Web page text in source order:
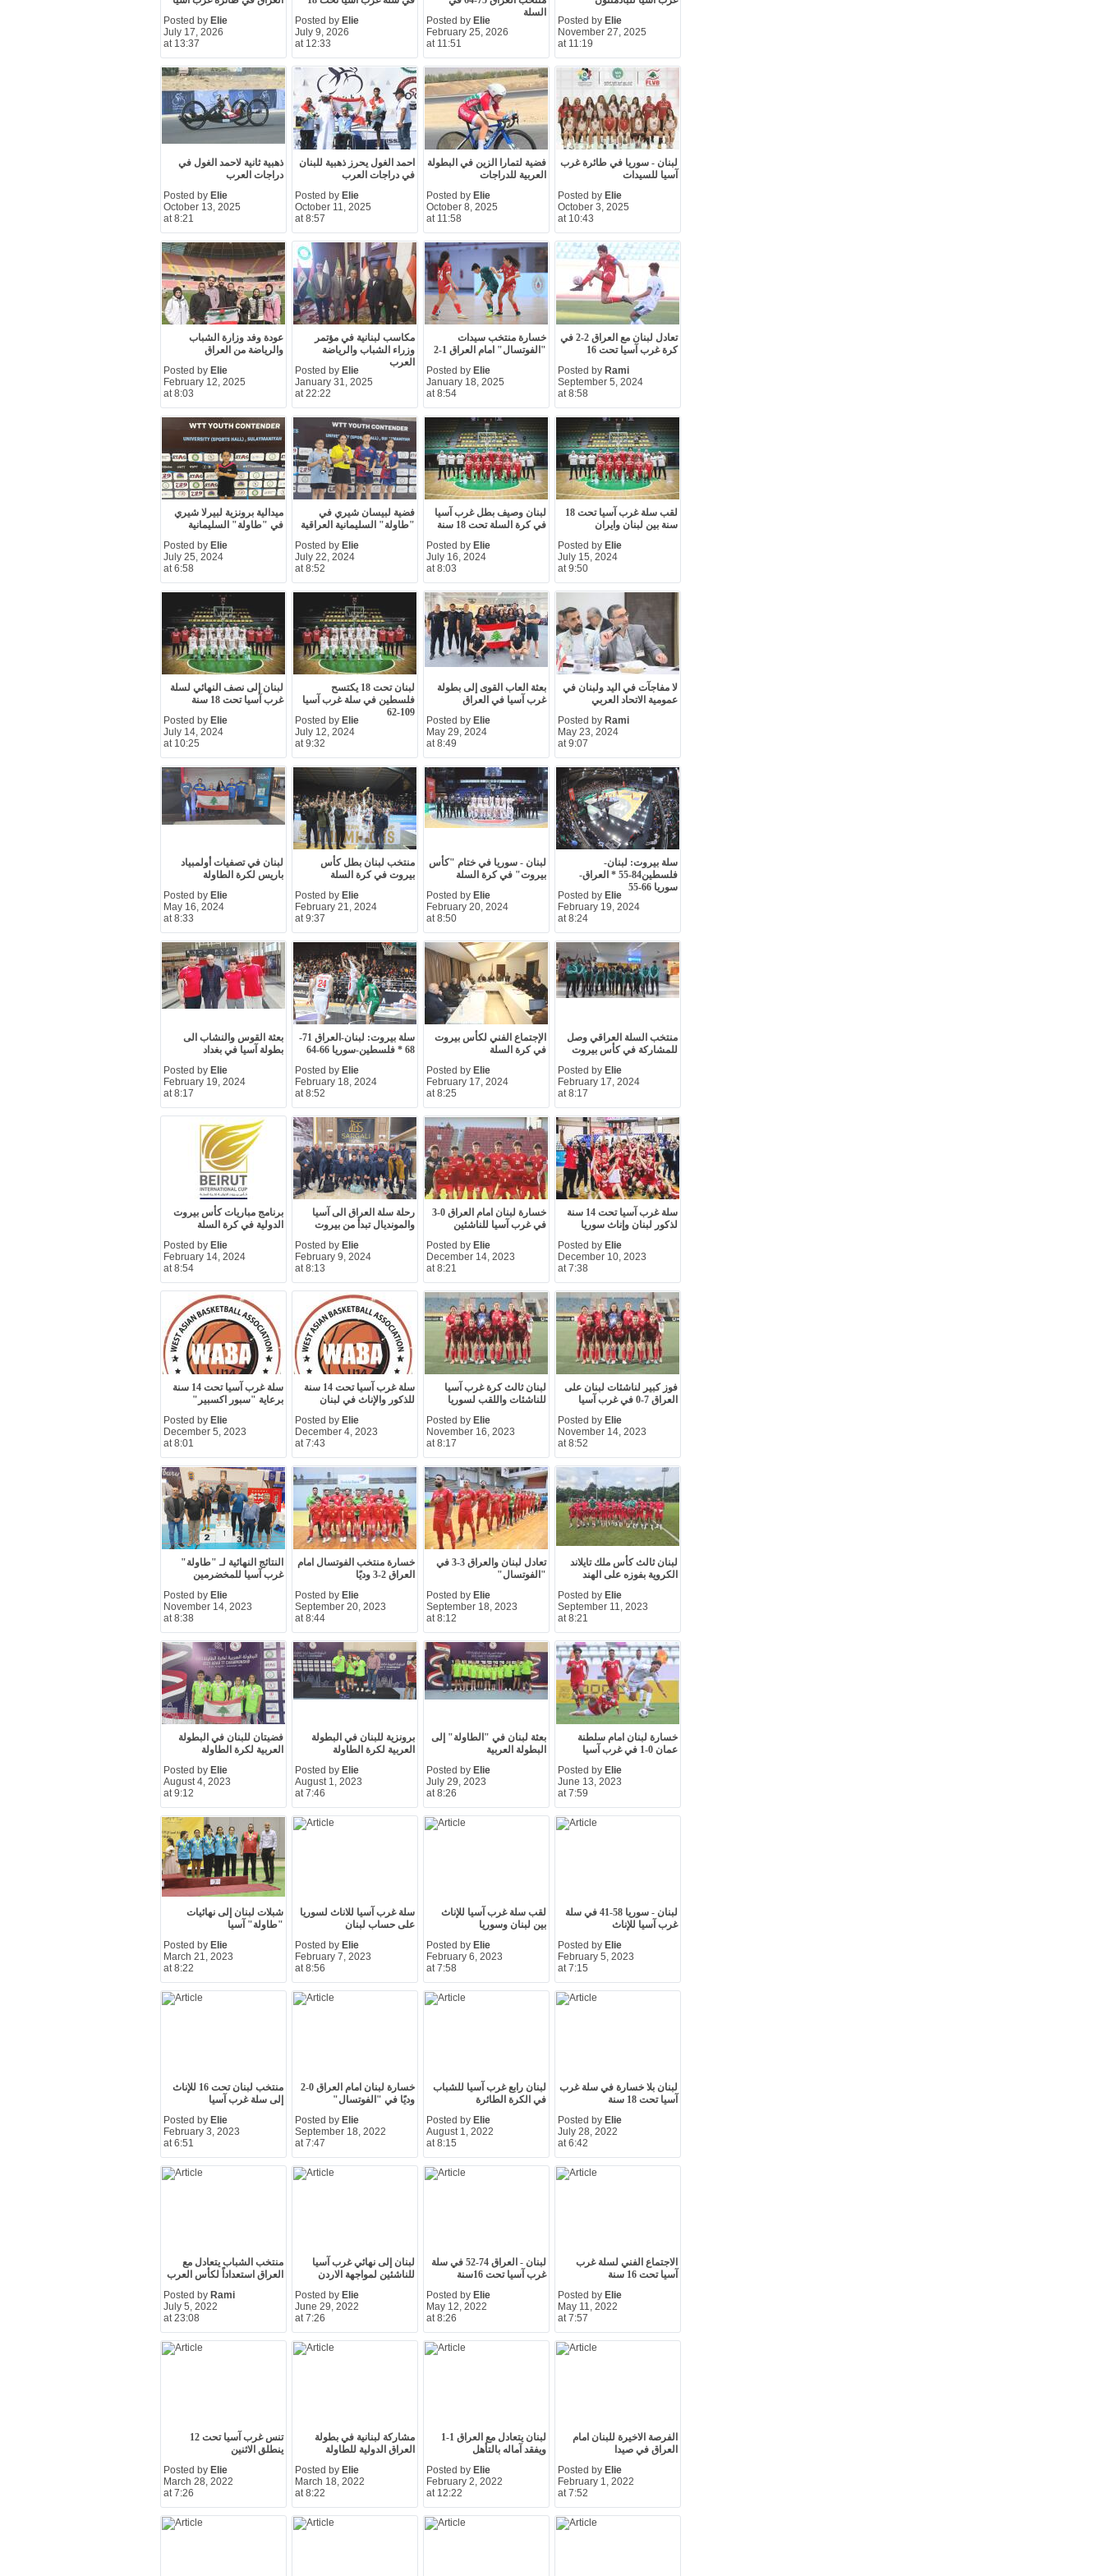
Posted by Elie
July 17, 2026
at 13:37
Posted by Elie
July 9, 2026
at 12:33
السلة
Posted by Elie
February 25, 2026
at 11:51
Posted by Elie
November 27, 2025
at 11:19
ذهبية ثانية لاحمد الغول في
دراجات العرب
Posted by Elie
October 13, 2025
at 8:21
احمد الغول يحرز ذهبية للبنان
في دراجات العرب
Posted by Elie
October 11, 2025
at 8:57
فضية لتمارا الزين في البطولة
العربية للدراجات
Posted by Elie
October 8, 2025
at 11:58
لبنان - سوريا في طائرة غرب
آسيا للسيدات
Posted by Elie
October 3, 2025
at 10:43
عودة وفد وزارة الشباب
والرياضة من العراق
Posted by Elie
February 12, 2025
at 8:03
مكاسب لبنانية في مؤتمر
وزراء الشباب والرياضة
العرب
Posted by Elie
January 31, 2025
at 22:22
خسارة منتخب سيدات
"الفوتسال" امام العراق 1-2
Posted by Elie
January 18, 2025
at 8:54
تعادل لبنان مع العراق 2-2 في
كرة غرب آسيا تحت 16
Posted by Rami
September 5, 2024
at 8:58
ميدالية برونزية لبيرلا شيري
في "طاولة" السليمانية
Posted by Elie
July 25, 2024
at 6:58
فضية لبيسان شيري في
"طاولة" السليمانية العراقية
Posted by Elie
July 22, 2024
at 8:52
لبنان وصيف بطل غرب آسيا
في كرة السلة تحت 18 سنة
Posted by Elie
July 16, 2024
at 8:03
لقب سلة غرب آسيا تحت 18
سنة بين لبنان وايران
Posted by Elie
July 15, 2024
at 9:50
لبنان إلى نصف النهائي لسلة
غرب آسيا تحت 18 سنة
Posted by Elie
July 14, 2024
at 10:25
لبنان تحت 18 يكتسح
فلسطين في سلة غرب آسيا
109-62
Posted by Elie
July 12, 2024
at 9:32
بعثة العاب القوى إلى بطولة
غرب آسيا في العراق
Posted by Elie
May 29, 2024
at 8:49
لا مفاجآت في اليد ولبنان في
عمومية الاتحاد العربي
Posted by Rami
May 23, 2024
at 9:07
لبنان في تصفيات أولمبياد
باريس لكرة الطاولة
Posted by Elie
May 16, 2024
at 8:33
منتخب لبنان بطل كأس
بيروت في كرة السلة
Posted by Elie
February 21, 2024
at 9:37
لبنان - سوريا في ختام "كأس
بيروت" في كرة السلة
Posted by Elie
February 20, 2024
at 8:50
سلة بيروت: لبنان-
فلسطين84-55 * العراق-
سوريا 66-55
Posted by Elie
February 19, 2024
at 8:24
بعثة القوس والنشاب الى
بطولة آسيا في بغداد
Posted by Elie
February 19, 2024
at 8:17
سلة بيروت: لبنان-العراق 71-
68 * فلسطين-سوريا 66-64
Posted by Elie
February 18, 2024
at 8:52
الإجتماع الفني لكأس بيروت
في كرة السلة
Posted by Elie
February 17, 2024
at 8:25
منتخب السلة العراقي وصل
للمشاركة في كأس بيروت
Posted by Elie
February 17, 2024
at 8:17
برنامج مباريات كأس بيروت
الدولية في كرة السلة
Posted by Elie
February 14, 2024
at 8:54
رحلة سلة العراق الى آسيا
والمونديال تبدأ من بيروت
Posted by Elie
February 9, 2024
at 8:13
خسارة لبنان امام العراق 0-3
في غرب آسيا للناشئين
Posted by Elie
December 14, 2023
at 8:21
سلة غرب آسيا تحت 14 سنة
لذكور لبنان وإناث سوريا
Posted by Elie
December 10, 2023
at 7:38
سلة غرب آسيا تحت 14 سنة
برعاية "سبور اكسبير"
Posted by Elie
December 5, 2023
at 8:01
سلة غرب آسيا تحت 14 سنة
للذكور والإناث في لبنان
Posted by Elie
December 4, 2023
at 7:43
لبنان ثالث كرة غرب آسيا
للناشئات واللقب لسوريا
Posted by Elie
November 16, 2023
at 8:17
فوز كبير لناشئات لبنان على
العراق 7-0 في غرب آسيا
Posted by Elie
November 14, 2023
at 8:52
النتائج النهائية لـ "طاولة"
غرب آسيا للمخضرمين
Posted by Elie
November 14, 2023
at 8:38
خسارة منتخب الفوتسال امام
العراق 2-3 وديًا
Posted by Elie
September 20, 2023
at 8:44
تعادل لبنان والعراق 3-3 في
"الفوتسال"
Posted by Elie
September 18, 2023
at 8:12
لبنان ثالث كأس ملك تايلاند
الكروية بفوزه على الهند
Posted by Elie
September 11, 2023
at 8:21
فضيتان للبنان في البطولة
العربية لكرة الطاولة
Posted by Elie
August 4, 2023
at 9:12
برونزية للبنان في البطولة
العربية لكرة الطاولة
Posted by Elie
August 1, 2023
at 7:46
بعثة لبنان في "الطاولة" إلى
البطولة العربية
Posted by Elie
July 29, 2023
at 8:26
خسارة لبنان امام سلطنة
عمان 0-1 في غرب آسيا
Posted by Elie
June 13, 2023
at 7:59
شبلات لبنان إلى نهائيات
"طاولة" آسيا
Posted by Elie
March 21, 2023
at 8:22
سلة غرب آسيا للاناث لسوريا
على حساب لبنان
Posted by Elie
February 7, 2023
at 8:56
لقب سلة غرب آسيا للإناث
بين لبنان وسوريا
Posted by Elie
February 6, 2023
at 7:58
لبنان - سوريا 58-41 في سلة
غرب آسيا للإناث
Posted by Elie
February 5, 2023
at 7:15
منتخب لبنان تحت 16 للإناث
إلى سلة غرب آسيا
Posted by Elie
February 3, 2023
at 6:51
خسارة لبنان امام العراق 0-2
وديًا في "الفوتسال"
Posted by Elie
September 18, 2022
at 7:47
لبنان رابع غرب آسيا للشباب
في الكرة الطائرة
Posted by Elie
August 1, 2022
at 8:15
لبنان بلا خسارة في سلة غرب
آسيا تحت 18 سنة
Posted by Elie
July 28, 2022
at 6:42
منتخب الشباب يتعادل مع
العراق استعداداً لكأس العرب
Posted by Rami
July 5, 2022
at 23:08
لبنان إلى نهائي غرب آسيا
للناشئين لمواجهة الاردن
Posted by Elie
June 29, 2022
at 7:26
لبنان - العراق 74-52 في سلة
غرب آسيا تحت 16سنة
Posted by Elie
May 12, 2022
at 8:26
الاجتماع الفني لسلة غرب
آسيا تحت 16 سنة
Posted by Elie
May 11, 2022
at 7:57
تنس غرب آسيا تحت 12
ينطلق الاثنين
Posted by Elie
March 28, 2022
at 7:26
مشاركة لبنانية في بطولة
العراق الدولية للطاولة
Posted by Elie
March 18, 2022
at 8:22
لبنان يتعادل مع العراق 1-1
ويفقد آماله بالتأهل
Posted by Elie
February 2, 2022
at 12:22
الفرصة الاخيرة للبنان امام
العراق في صيدا
Posted by Elie
February 1, 2022
at 7:52